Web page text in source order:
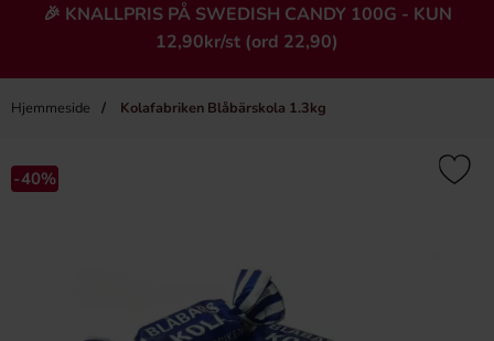
🎉 KNALLPRIS PÅ SWEDISH CANDY 100G - KUN
12,90kr/st (ord 22,90)
Hjemmeside Kolafabriken Blåbärskola 1.3kg
×
-40%